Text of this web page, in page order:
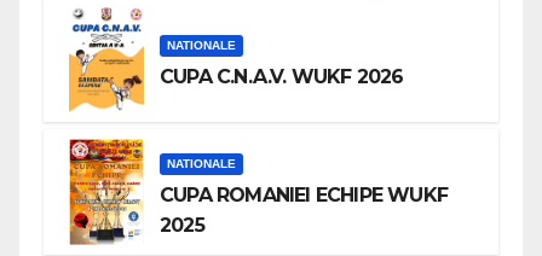
NATIONALE
CUPA C.N.A.V. WUKF 2026
NATIONALE
CUPA ROMANIEI ECHIPE WUKF
2025